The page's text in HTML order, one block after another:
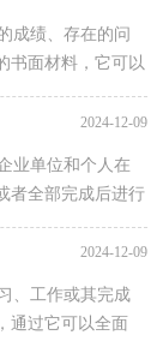
成绩、存在的问
书面材料，它可以
...
2024-12-09
业单位和个人在
者全部完成后进行
2024-12-09
、工作或其完成
通过它可以全面